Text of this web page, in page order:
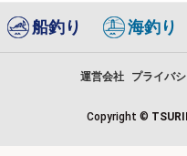
船釣り 海釣り
運営会社 プライバ
Copyright ©